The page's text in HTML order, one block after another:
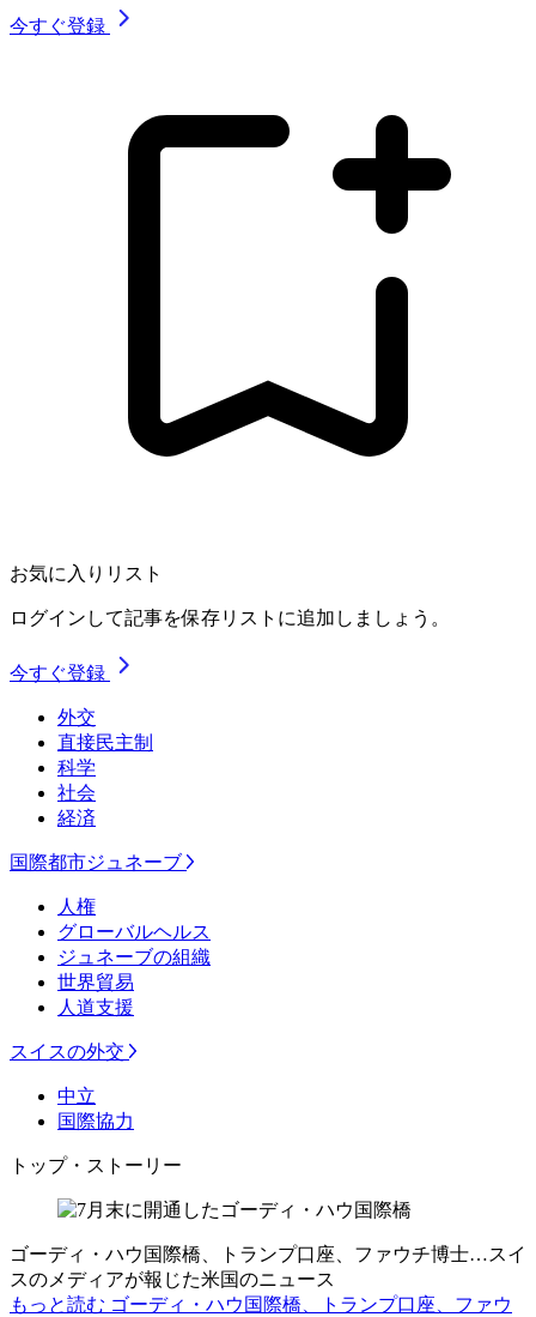
今すぐ登録
お気に入りリスト
ログインして記事を保存リストに追加しましょう。
今すぐ登録
外交
直接民主制
科学
社会
経済
国際都市ジュネーブ
人権
グローバルヘルス
ジュネーブの組織
世界貿易
人道支援
スイスの外交
中立
国際協力
トップ・ストーリー
ゴーディ・ハウ国際橋、トランプ口座、ファウチ博士…スイ
スのメディアが報じた米国のニュース
もっと読む ゴーディ・ハウ国際橋、トランプ口座、ファウ